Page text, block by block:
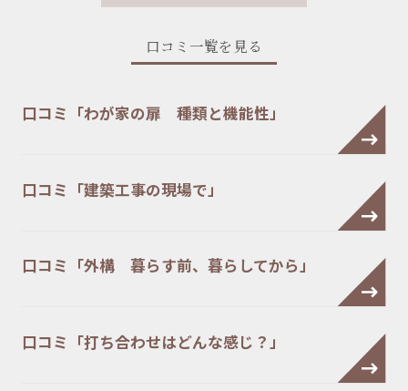
口コミ一覧を見る
口コミ「わが家の扉 種類と機能性」
口コミ「建築工事の現場で」
口コミ「外構 暮らす前、暮らしてから」
口コミ「打ち合わせはどんな感じ？」